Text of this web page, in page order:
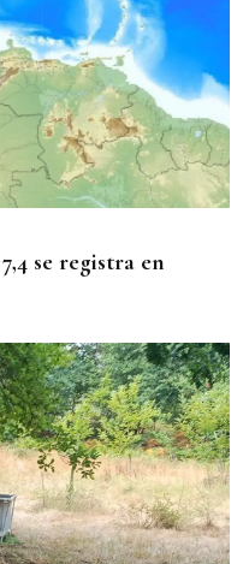
se registra en